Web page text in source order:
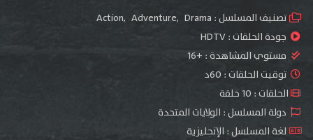
تصنيف المسلسل : Action, Adventure, Drama
جودة الحلقات :HDTV
مستوي المشاهدة : +16
توقيت الحلقات : 60د
الحلقات : 10 حلقة
دولة المسلسل : الولايات المتحدة
لغة المسلسل : الإنجليزية